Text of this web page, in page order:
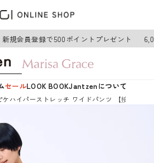
会員登録で500ポイントプレゼント
セールLOOK BOOKJantzenについて
ハイパーストレッチ ワイドパンツ 【接触冷感